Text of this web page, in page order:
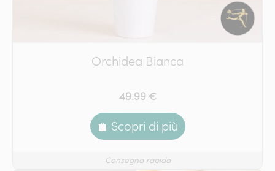
Orchidea Bianca
49.99 €
Scopri di più
Consegna rapida